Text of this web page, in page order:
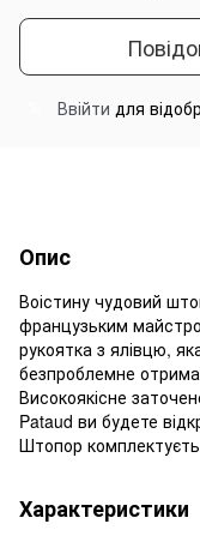
Ввійти для
Опис
Воістину чудовий
французьким
рукоятка з ялівцю,
безпроблемне
Високоякісне
Pataud ви будете
Штопор
Характеристики